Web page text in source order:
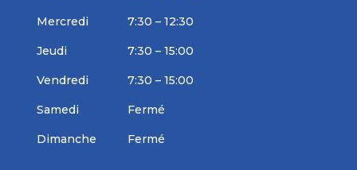
Mercredi 7:30 – 12:30
Jeudi 7:30 – 15:00
Vendredi 7:30 – 15:00
Samedi Fermé
Dimanche Fermé